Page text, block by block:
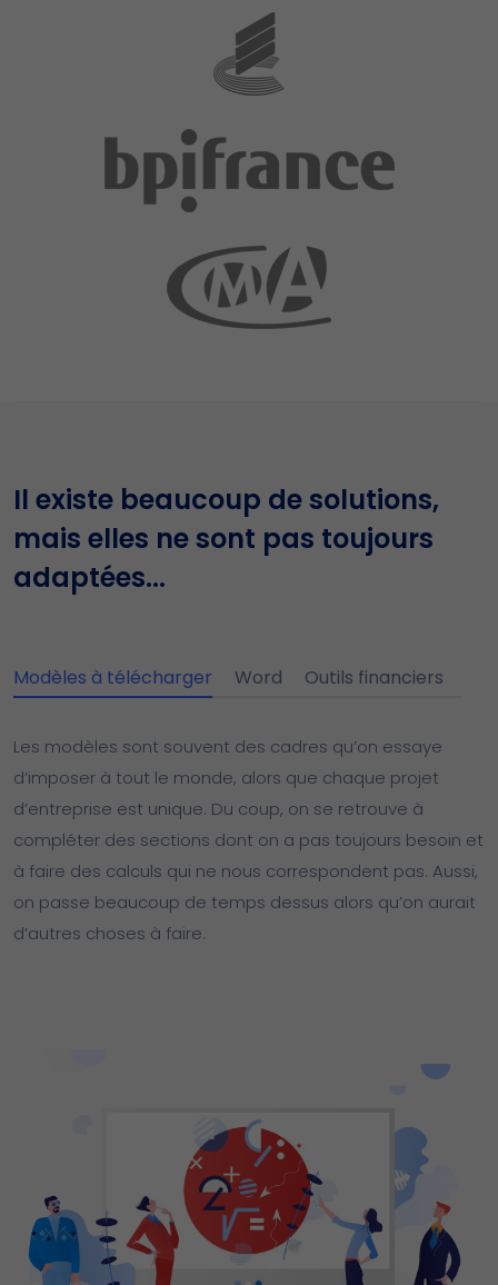
Il existe beaucoup de solutions,
mais elles ne sont pas toujours
adaptées...
Modèles à télécharger Word Outils financiers
Les modèles sont souvent des cadres qu’on essaye
d’imposer à tout le monde, alors que chaque projet
d’entreprise est unique. Du coup, on se retrouve à
compléter des sections dont on a pas toujours besoin et
à faire des calculs qui ne nous correspondent pas. Aussi,
on passe beaucoup de temps dessus alors qu’on aurait
d’autres choses à faire.